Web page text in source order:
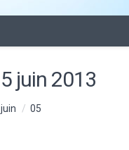
5 juin 2013
juin 05